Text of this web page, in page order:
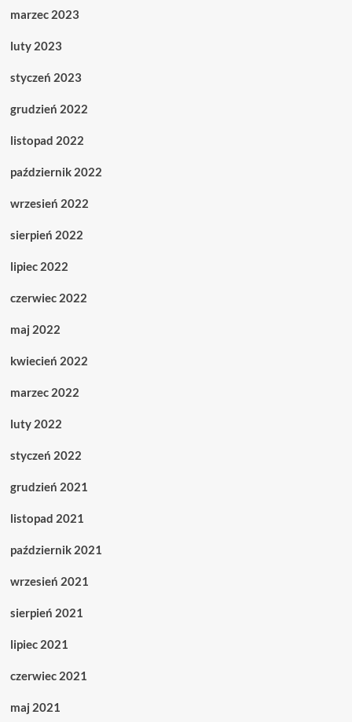
marzec 2023
luty 2023
styczeń 2023
grudzień 2022
listopad 2022
październik 2022
wrzesień 2022
sierpień 2022
lipiec 2022
czerwiec 2022
maj 2022
kwiecień 2022
marzec 2022
luty 2022
styczeń 2022
grudzień 2021
listopad 2021
październik 2021
wrzesień 2021
sierpień 2021
lipiec 2021
czerwiec 2021
maj 2021